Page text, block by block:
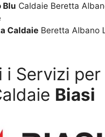
Blu Caldaie Beretta
Caldaie Beretta Albano
i Servizi per
Biasi